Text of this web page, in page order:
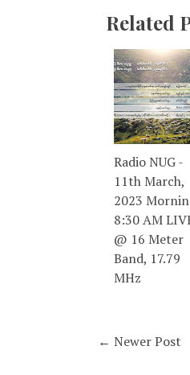
Related
Radio NUG -
11th March,
2023
8:30 AM
@ 16 Meter
Band, 17.79
MHz
← Newer Post